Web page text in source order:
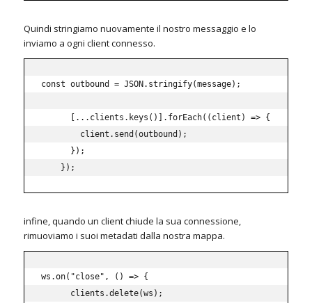
Quindi stringiamo nuovamente il nostro messaggio e lo
inviamo a ogni client connesso.
const outbound = JSON. stringify(message) ;
[ ... clients . keys ( ) ] . forEach( ( client ) =>
{
        client
. send (outbound ) ;
} ) ;
} ) ;
infine, quando un client chiude la sua connessione,
rimuoviamo i suoi metadati dalla nostra mappa.
ws .on( "close" , ( ) =>
{
      clients
.delete(ws ) ;